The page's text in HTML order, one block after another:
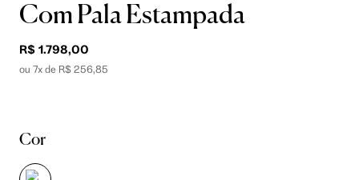
Com Pala Estampada
R$ 1.798,00
ou 7x de R$ 256,85
Cor